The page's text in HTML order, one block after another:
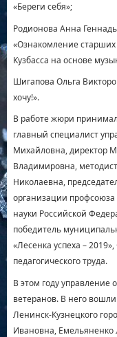
«Береги себя»;
Родионова Анна
«Ознакомление
Кузбасса на основе
Шигапова Ольга
хочу!».
В работе жюри
главный специалист
Михайловна, директор
Владимировна,
Николаевна,
организации профсоюза
науки Российской
победитель
«Лесенка успеха –
педагогического труда.
В этом году
ветеранов. В него
Ленинск-Кузнецкого
Ивановна,